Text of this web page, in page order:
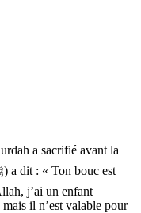
a sacrifié avant la
j’ai un enfant
il n’est valable pour